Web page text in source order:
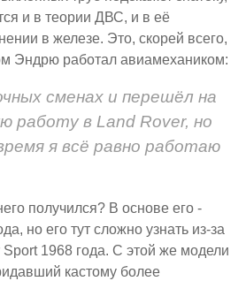
и в теории ДВС, и в её
в железе. Это, скорей всего,
Эндрю работал авиамехаником:
сменах и перешёл на
работу в Land Rover, но
я всё равно работаю
получился? В основе его -
но его тут сложно узнать из-за
1968 года. С этой же модели
кастому более